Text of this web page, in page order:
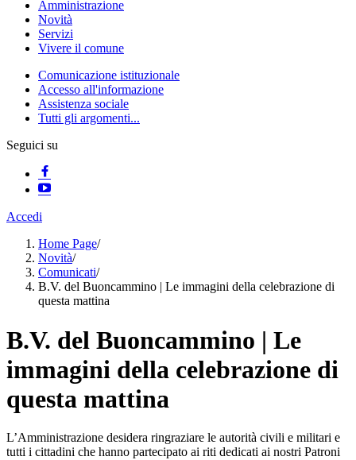
Amministrazione
Novità
Servizi
Vivere il comune
Comunicazione istituzionale
Accesso all'informazione
Assistenza sociale
Tutti gli argomenti...
Seguici su
Accedi
Home Page/
Novità/
Comunicati/
B.V. del Buoncammino | Le immagini della celebrazione di
questa mattina
B.V. del Buoncammino | Le
immagini della celebrazione di
questa mattina
L’Amministrazione desidera ringraziare le autorità civili e militari e
tutti i cittadini che hanno partecipato ai riti dedicati ai nostri Patroni